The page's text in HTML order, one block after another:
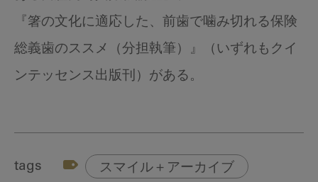
『箸の文化に適応した、前歯で噛み切れる保険
総義歯のススメ（分担執筆）』（いずれもクイ
ンテッセンス出版刊）がある。
tags スマイル＋アーカイブ